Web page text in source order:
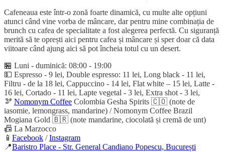
Cafeneaua este într-o zonă foarte dinamică, cu multe alte opțiuni
atunci când vine vorba de mâncare, dar pentru mine combinația de
brunch cu cafea de specialitate a fost alegerea perfectă. Cu siguranță
merită să te oprești aici pentru cafea și mâncare și sper doar că data
viitoare când ajung aici să pot încheia totul cu un desert.
🏪 Luni - duminică: 08:00 - 19:00
💵 Espresso - 9 lei, Double espresso: 11 lei, Long black - 11 lei,
Filtru - de la 18 lei, Cappuccino - 14 lei, Flat white – 15 lei, Latte -
16 lei, Cortado - 11 lei, Lapte vegetal - 3 lei, Extra shot - 3 lei,
🫘 Nomonym Coffee Colombia Gesha Spirits 🇨🇴 (note de
iasomie, lemongrass, mandarine) / Nomonym Coffee Brazil
Mogiana Gold 🇧🇷 (note mandarine, ciocolată și cremă de unt)
📠 La Marzocco
📱 Facebook /Instagram
📍Baristro Place - Str. General Candiano Popescu, București